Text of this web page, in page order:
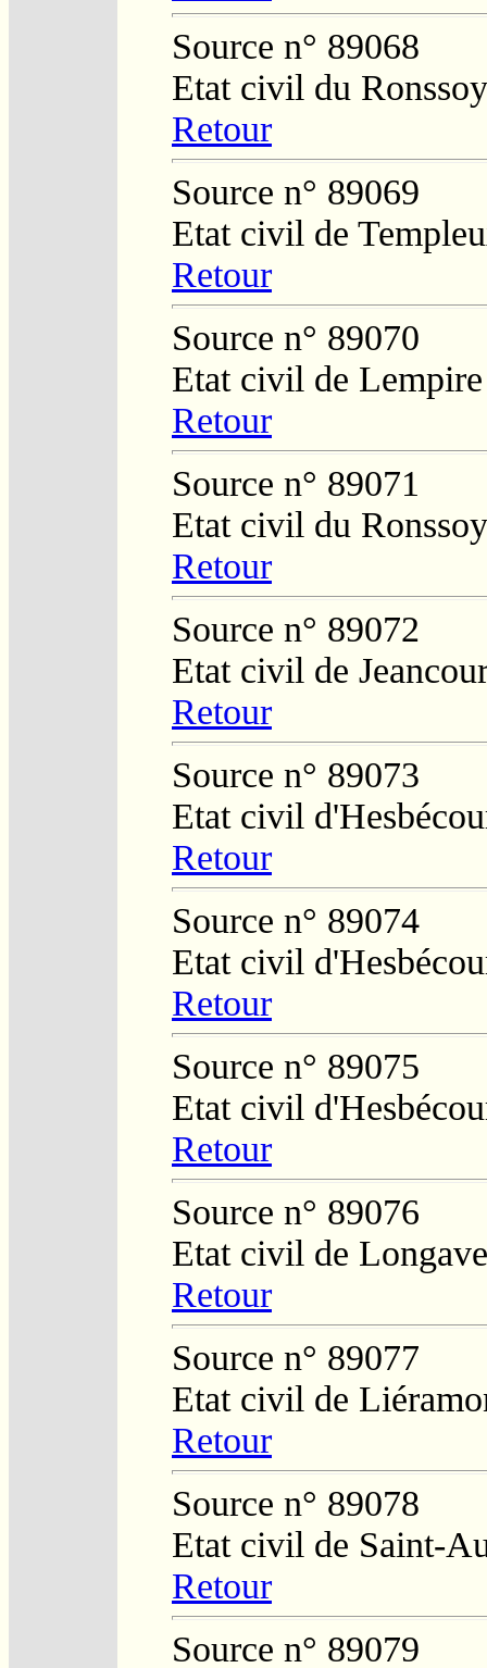
Source n° 89068
Etat civil du Ronssoy
Retour
Source n° 89069
Etat civil de
Retour
Source n° 89070
Etat civil de Lempire
Retour
Source n° 89071
Etat civil du Ronssoy
Retour
Source n° 89072
Etat civil de
Retour
Source n° 89073
Etat civil
Retour
Source n° 89074
Etat civil
Retour
Source n° 89075
Etat civil
Retour
Source n° 89076
Etat civil de
Retour
Source n° 89077
Etat civil de
Retour
Source n° 89078
Etat civil de Saint-
Retour
Source n° 89079